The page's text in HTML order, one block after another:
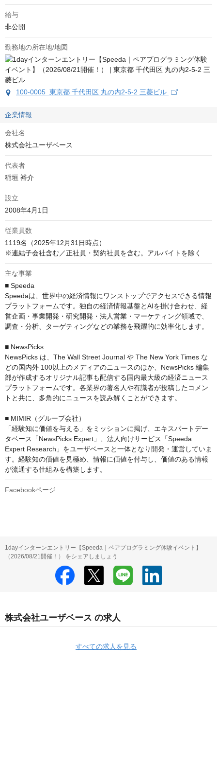
給与
非公開
勤務地の所在地/地図
100-0005 東京都 千代田区 丸の内2-5-2 三菱ビル
企業情報
会社名
株式会社ユーザベース
代表者
稲垣 裕介
設立
2008年4月1日
従業員数
1119名（2025年12月31日時点）
※連結子会社含む／正社員・契約社員を含む。アルバイトを除く
主な事業
■ Speeda
Speedaは、世界中の経済情報にワンストップでアクセスできる情報
プラットフォームです。独自の経済情報基盤とAIを掛け合わせ、経
営企画・事業開発・研究開発・法人営業・マーケティング領域で、
調査・分析、ターゲティングなどの業務を飛躍的に効率化します。
■ NewsPicks
NewsPicks は、The Wall Street Journal や The New York Times な
どの国内外 100以上のメディアのニュースのほか、NewsPicks 編集
部が作成するオリジナル記事も配信する国内最大級の経済ニュース
プラットフォームです。各業界の著名人や有識者が投稿したコメン
トと共に、多角的にニュースを読み解くことができます。
■ MIMIR（グループ会社）
「経験知に価値を与える」をミッションに掲げ、エキスパートデー
タベース「NewsPicks Expert」、法人向けサービス「Speeda
Expert Research」をユーザベースと一体となり開発・運営していま
す。経験知の価値を見極め、情報に価値を付与し、価値のある情報
が流通する仕組みを構築します。
Facebookページ
1dayインターンエントリー【Speeda｜ペアプログラミング体験イベント】
（2026/08/21開催！） をシェアしましょう
株式会社ユーザベース の求人
すべての求人を見る